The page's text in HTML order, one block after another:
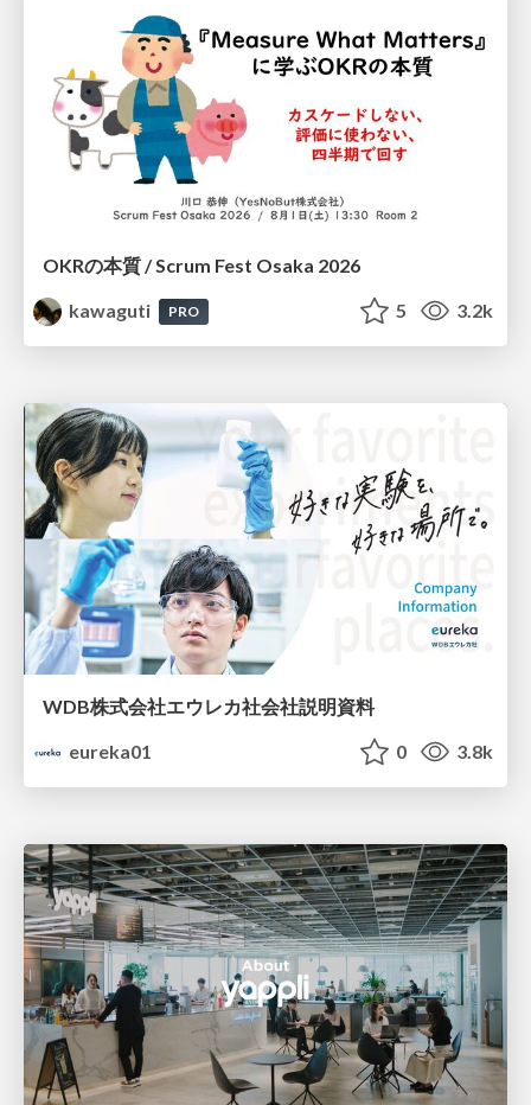
OKRの本質 / Scrum Fest Osaka 2026
kawaguti
PRO 5 3.2k
WDB株式会社エウレカ社会社説明資料
eureka01
0 3.8k